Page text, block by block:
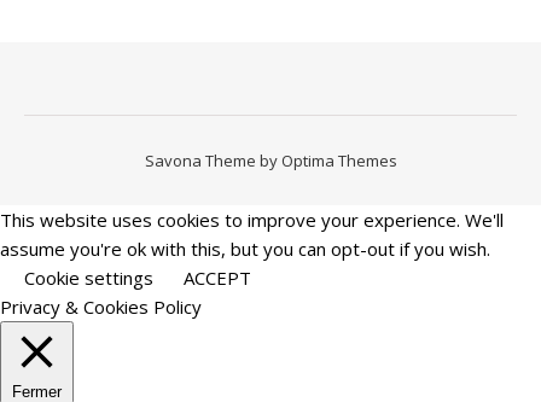
Savona Theme by Optima Themes
This website uses cookies to improve your experience. We'll
assume you're ok with this, but you can opt-out if you wish.
Cookie settings
ACCEPT
Privacy & Cookies Policy
Fermer